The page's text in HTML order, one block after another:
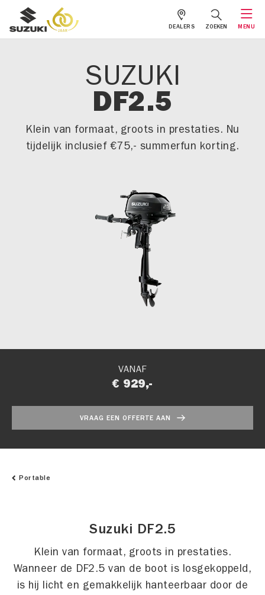
DEALERS ZOEKEN MENU
SUZUKI
DF2.5
Klein van formaat, groots in prestaties. Nu
tijdelijk inclusief €75,- summerfun korting.
VANAF
€ 929,-
VRAAG EEN OFFERTE AAN
Portable
Suzuki DF2.5
Klein van formaat, groots in prestaties.
Wanneer de DF2.5 van de boot is losgekoppeld,
is hij licht en gemakkelijk hanteerbaar door de